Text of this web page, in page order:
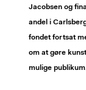
Jacobsen og
andel i
fondet fortsat
om at gøre
mulige